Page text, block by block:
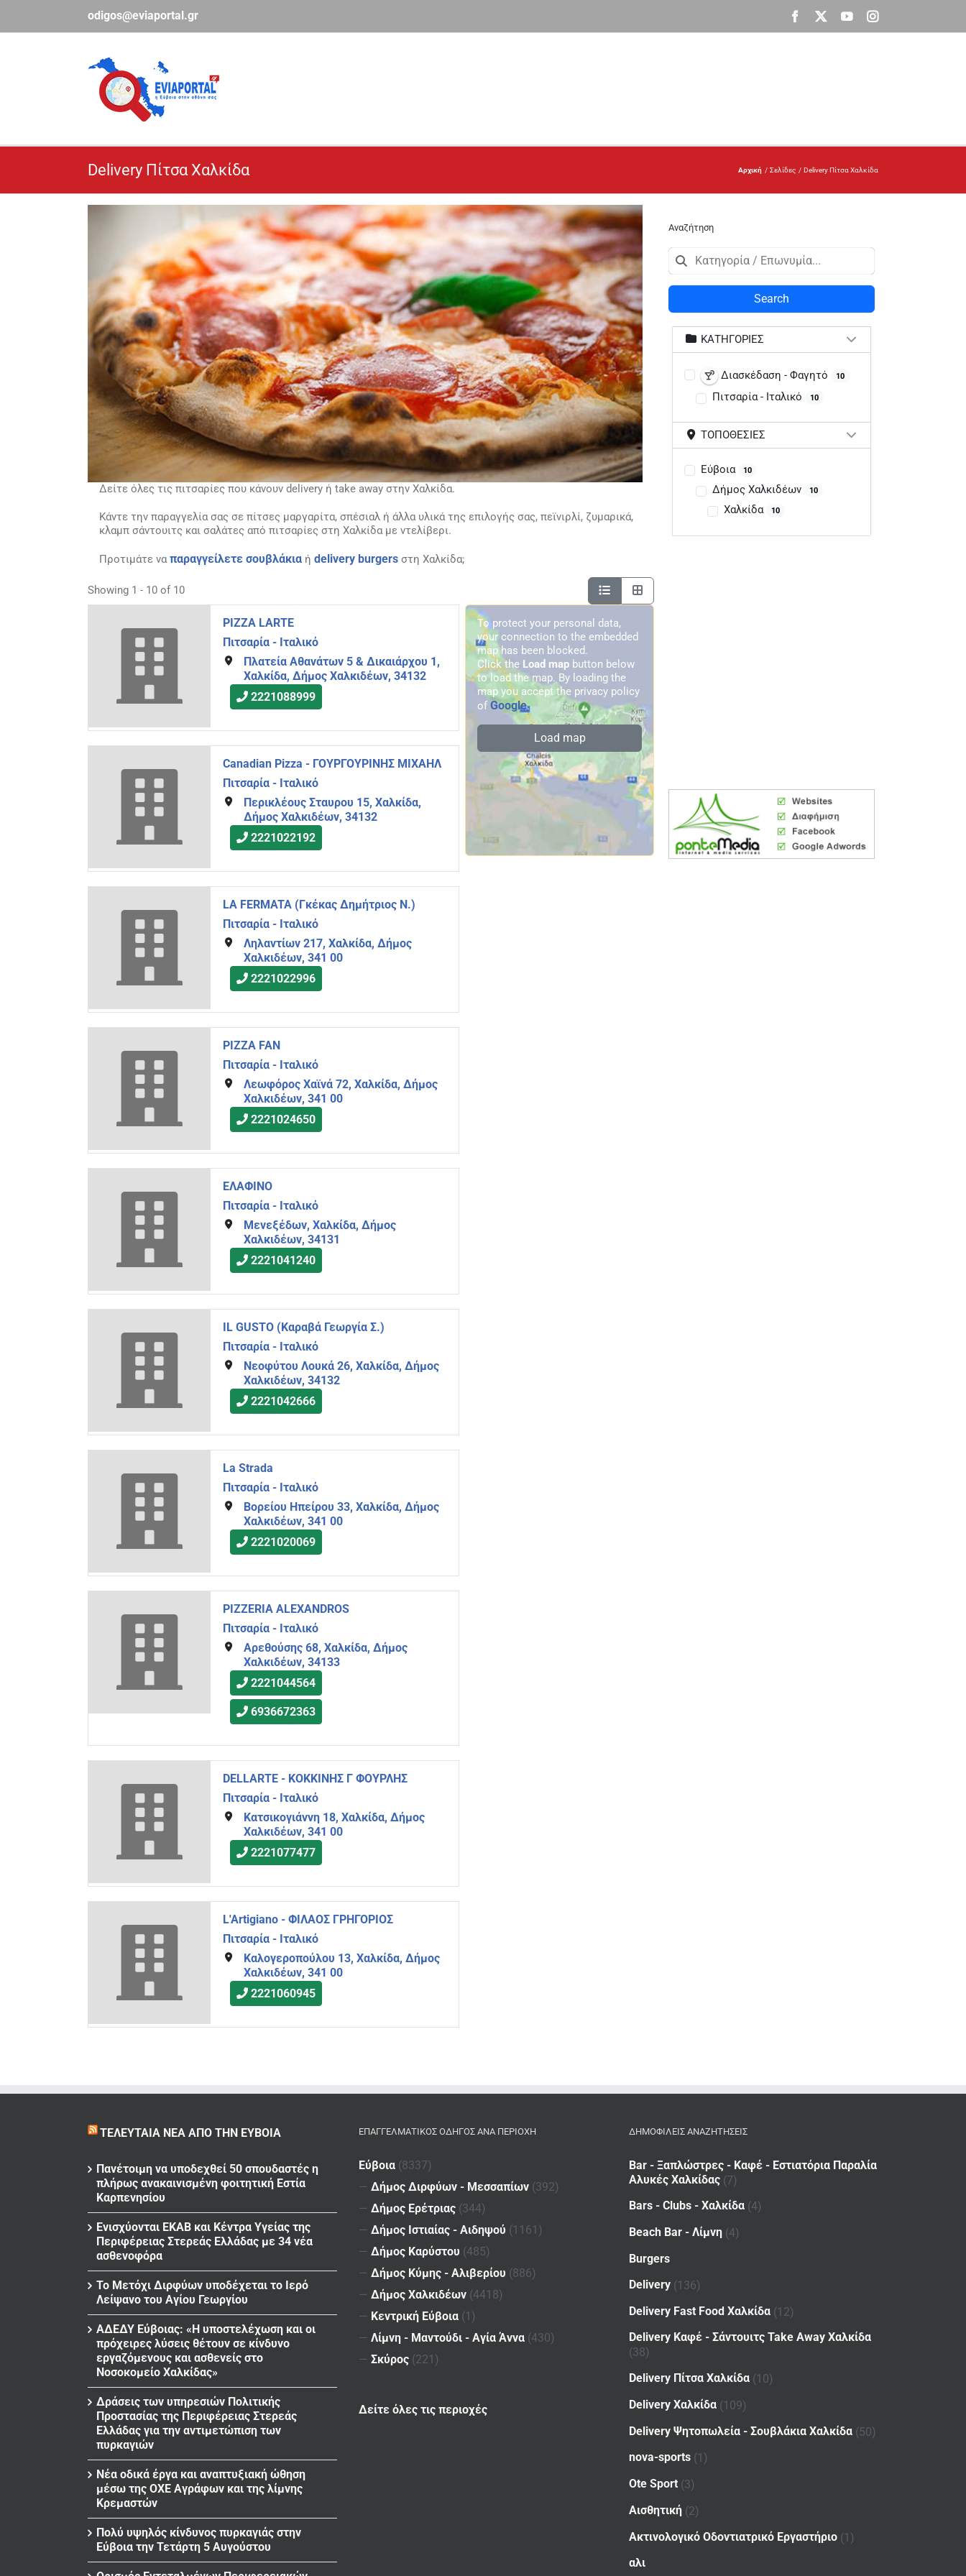
περιεχόμενο
odigos@eviaportal.gr Facebook
X YouTubeInstagram
Delivery Πίτσα Χαλκίδα Αρχική Σελίδες Delivery Πίτσα Χαλκίδα
Δείτε όλες τις πιτσαρίες που κάνουν delivery ή take away στην Χαλκίδα.
Κάντε την παραγγελία σας σε πίτσες μαργαρίτα, σπέσιαλ ή άλλα υλικά της επιλογής σας, πεϊνιρλί, ζυμαρικά,
κλαμπ σάντουιτς και σαλάτες από πιτσαρίες στη Χαλκίδα με ντελίβερι.
Προτιμάτε ναπαραγγείλετε σουβλάκια ή delivery burgers στη Χαλκίδα;
Showing 1 - 10 of 10
PIZZA LARTE
Πιτσαρία - Ιταλικό
Πλατεία Αθανάτων 5 & Δικαιάρχου 1,
Χαλκίδα, Δήμος Χαλκιδέων, 34132
2221088999
Canadian Pizza - ΓΟΥΡΓΟΥΡΙΝΗΣ ΜΙΧΑΗΛ
Πιτσαρία - Ιταλικό
Περικλέους Σταυρου 15, Χαλκίδα,
Δήμος Χαλκιδέων, 34132
2221022192
LA FERMATA (Γκέκας Δημήτριος Ν.)
Πιτσαρία - Ιταλικό
Ληλαντίων 217, Χαλκίδα, Δήμος
Χαλκιδέων, 341 00
2221022996
PIZZA FAN
Πιτσαρία - Ιταλικό
Λεωφόρος Χαϊνά 72, Χαλκίδα, Δήμος
Χαλκιδέων, 341 00
2221024650
ΕΛΑΦΙΝΟ
Πιτσαρία - Ιταλικό
Μενεξέδων, Χαλκίδα, Δήμος
Χαλκιδέων, 34131
2221041240
IL GUSTO (Καραβά Γεωργία Σ.)
Πιτσαρία - Ιταλικό
Νεοφύτου Λουκά 26, Χαλκίδα, Δήμος
Χαλκιδέων, 34132
2221042666
La Strada
Πιτσαρία - Ιταλικό
Βορείου Ηπείρου 33, Χαλκίδα, Δήμος
Χαλκιδέων, 341 00
2221020069
PIZZERIA ALEXANDROS
Πιτσαρία - Ιταλικό
Αρεθούσης 68, Χαλκίδα, Δήμος
Χαλκιδέων, 34133
2221044564
6936672363
DELLARTE - ΚΟΚΚΙΝΗΣ Γ ΦΟΥΡΛΗΣ
Πιτσαρία - Ιταλικό
Κατσικογιάννη 18, Χαλκίδα, Δήμος
Χαλκιδέων, 341 00
2221077477
L'Artigiano - ΦΙΛΑΟΣ ΓΡΗΓΟΡΙΟΣ
Πιτσαρία - Ιταλικό
Καλογεροπούλου 13, Χαλκίδα, Δήμος
Χαλκιδέων, 341 00
2221060945
To protect your personal data,
your connection to the embedded
map has been blocked.
Click the Load map button below
to load the map. By loading the
map you accept the privacy policy
ofGoogle.
Load map
Αναζήτηση
Search
ΚΑΤΗΓΟΡΊΕΣ
Διασκέδαση - Φαγητό 10
Πιτσαρία - Ιταλικό 10
ΤΟΠΟΘΕΣΊΕΣ
Εύβοια 10
Δήμος Χαλκιδέων 10
Χαλκίδα 10
ΤΕΛΕΥΤΑΊΑ ΝΈΑ ΑΠΌ ΤΗΝ ΕΎΒΟΙΑ
Πανέτοιμη να υποδεχθεί 50 σπουδαστές η
πλήρως ανακαινισμένη φοιτητική Εστία
Καρπενησίου
Ενισχύονται ΕΚΑΒ και Κέντρα Υγείας της
Περιφέρειας Στερεάς Ελλάδας με 34 νέα
ασθενοφόρα
Το Μετόχι Διρφύων υποδέχεται το Ιερό
Λείψανο του Αγίου Γεωργίου
ΑΔΕΔΥ Εύβοιας: «Η υποστελέχωση και οι
πρόχειρες λύσεις θέτουν σε κίνδυνο
εργαζόμενους και ασθενείς στο
Νοσοκομείο Χαλκίδας»
Δράσεις των υπηρεσιών Πολιτικής
Προστασίας της Περιφέρειας Στερεάς
Ελλάδας για την αντιμετώπιση των
πυρκαγιών
Νέα οδικά έργα και αναπτυξιακή ώθηση
μέσω της ΟΧΕ Αγράφων και της λίμνης
Κρεμαστών
Πολύ υψηλός κίνδυνος πυρκαγιάς στην
Εύβοια την Τετάρτη 5 Αυγούστου
ΕΠΑΓΓΕΛΜΑΤΙΚΌΣ ΟΔΗΓΌΣ ΑΝΆ ΠΕΡΙΟΧΉ
Εύβοια (8337)
— Δήμος Διρφύων - Μεσσαπίων (392)
— Δήμος Ερέτριας (344)
— Δήμος Ιστιαίας - Αιδηψού (1161)
— Δήμος Καρύστου (485)
— Δήμος Κύμης - Αλιβερίου (886)
— Δήμος Χαλκιδέων (4418)
— Κεντρική Εύβοια (1)
— Λίμνη - Μαντούδι - Αγία Άννα (430)
— Σκύρος (221)
Δείτε όλες τις περιοχές
ΔΗΜΟΦΙΛΕΙΣ ΑΝΑΖΗΤΗΣΕΙΣ
Bar - Ξαπλώστρες - Καφέ - Εστιατόρια Παραλία
Αλυκές Χαλκίδας (7)
Bars - Clubs - Χαλκίδα (4)
Beach Bar - Λίμνη (4)
Burgers
Delivery (136)
Delivery Fast Food Χαλκίδα (12)
Delivery Καφέ - Σάντουιτς Take Away Χαλκίδα
(38)
Delivery Πίτσα Χαλκίδα (10)
Delivery Χαλκίδα (109)
Delivery Ψητοπωλεία - Σουβλάκια Χαλκίδα (50)
nova-sports (1)
Ote Sport (3)
Αισθητική (2)
Ακτινολογικό Οδοντιατρικό Εργαστήριο (1)
αλι